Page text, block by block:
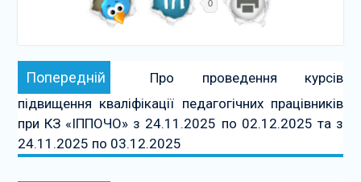
0
Навігація
записів
Попередній Попередній:
Про проведення курсів
підвищення кваліфікації педагогічних працівників
при КЗ «ІППОЧО» з 24.11.2025 по 02.12.2025 та з
24.11.2025 по 03.12.2025